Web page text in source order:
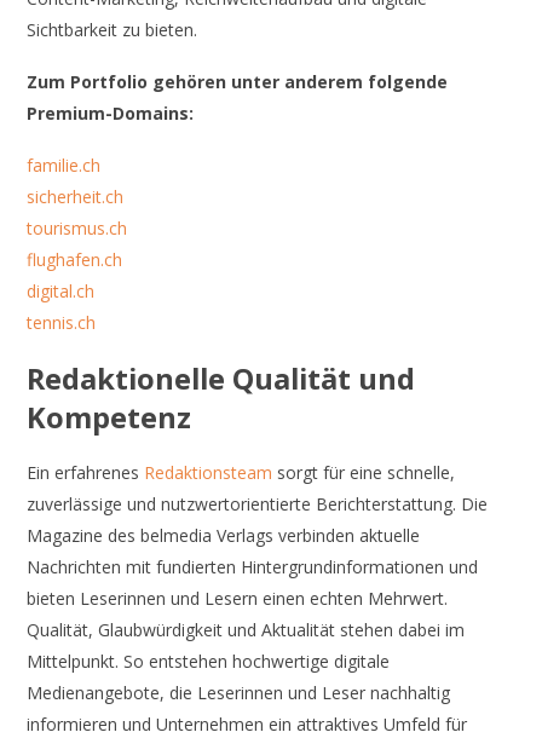
Sichtbarkeit zu bieten.
Zum Portfolio gehören unter anderem folgende
Premium-Domains:
familie.ch
sicherheit.ch
tourismus.ch
flughafen.ch
digital.ch
tennis.ch
Redaktionelle Qualität und
Kompetenz
Ein erfahrenes Redaktionsteam sorgt für eine schnelle,
zuverlässige und nutzwertorientierte Berichterstattung. Die
Magazine des belmedia Verlags verbinden aktuelle
Nachrichten mit fundierten Hintergrundinformationen und
bieten Leserinnen und Lesern einen echten Mehrwert.
Qualität, Glaubwürdigkeit und Aktualität stehen dabei im
Mittelpunkt. So entstehen hochwertige digitale
Medienangebote, die Leserinnen und Leser nachhaltig
informieren und Unternehmen ein attraktives Umfeld für